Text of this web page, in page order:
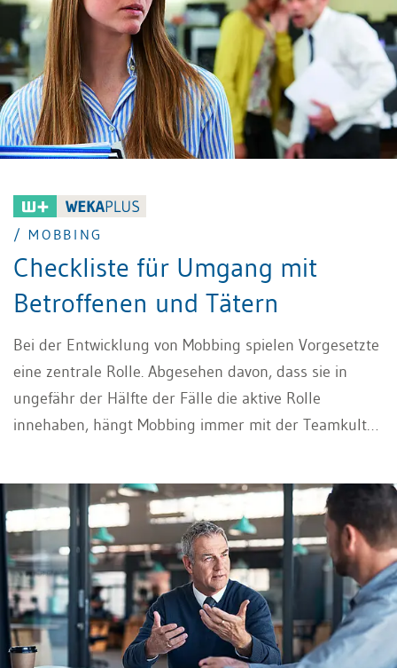
/ MOBBING
Checkliste für Umgang mit
Betroffenen und Tätern
Bei der Entwicklung von Mobbing spielen Vorgesetzte
eine zentrale Rolle. Abgesehen davon, dass sie in
ungefähr der Hälfte der Fälle die aktive Rolle
innehaben, hängt Mobbing immer mit der Teamkultur
daran zu setzen, dem Mobbing-Prozess ein Ende zu
bereiten. Falls Vorgesetzte im Team mobben, sind
wiederum deren Vorgesetzte in der Pflicht. Die HR-
Abteilung kann dabei unterstützend wirken.